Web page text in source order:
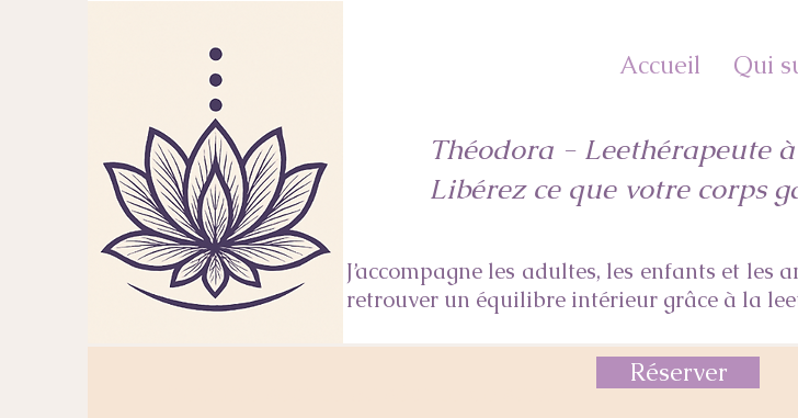
Théodora - Leethérapeute
Libérez ce que votre corps
Accueil Qui
J’accompagne les adultes, les enfants et
retrouver un équilibre intérieur grâce à la
Réserver